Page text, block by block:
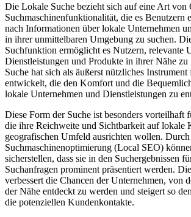
Die Lokale Suche bezieht sich auf eine Art von
Suchmaschinenfunktionalität, die es Benutzern
nach Informationen über lokale Unternehmen
in ihrer unmittelbaren Umgebung zu suchen.
Suchfunktion ermöglicht es Nutzern, relevante
Dienstleistungen und Produkte in ihrer Nähe
Suche hat sich als äußerst nützliches
entwickelt, die den Komfort und die
lokale Unternehmen und Dienstleistungen zu
Diese Form der Suche ist besonders vorteilhaft
die ihre Reichweite und Sichtbarkeit auf lokale
geografischen Umfeld ausrichten wollen.
Suchmaschinenoptimierung (Local SEO)
sicherstellen, dass sie in den Suchergebnissen
Suchanfragen prominent präsentiert werden.
verbessert die Chancen der Unternehmen, von
der Nähe entdeckt zu werden und steigert so
die potenziellen Kundenkontakte.